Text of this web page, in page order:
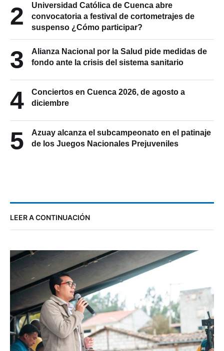
2
Universidad Católica de Cuenca abre
convocatoria a festival de cortometrajes de
suspenso ¿Cómo participar?
3
Alianza Nacional por la Salud pide medidas de
fondo ante la crisis del sistema sanitario
4
Conciertos en Cuenca 2026, de agosto a
diciembre
5
Azuay alcanza el subcampeonato en el patinaje
de los Juegos Nacionales Prejuveniles
LEER A CONTINUACIÓN